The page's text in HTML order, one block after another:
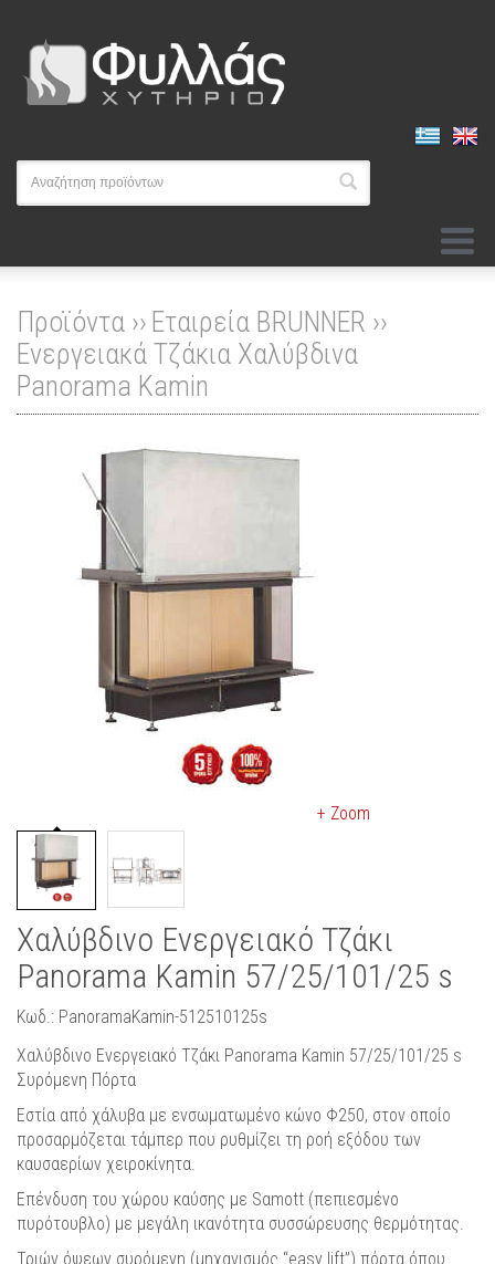
Προϊόντα ›› Εταιρεία BRUNNER ››
Ενεργειακά Τζάκια Χαλύβδινα
Panorama Kamin
+ Zoom
Χαλύβδινο Ενεργειακό Τζάκι
Panorama Kamin 57/25/101/25 s
Κωδ.: PanoramaKamin-512510125s
Χαλύβδινο Ενεργειακό Τζάκι Panorama Kamin 57/25/101/25 s
Συρόμενη Πόρτα
Eστία από χάλυβα με ενσωματωμένο κώνο Φ250, στον οποίο
προσαρμόζεται τάμπερ που ρυθμίζει τη ροή εξόδου των
καυσαερίων χειροκίνητα.
Επένδυση του χώρου καύσης με Sαmott (πεπιεσμένο
πυρότουβλο) με μεγάλη ικανότητα συσσώρευσης θερμότητας.
Τριών όψεων συρόμενη (μηχανισμός “easy lift”) πόρτα όπου